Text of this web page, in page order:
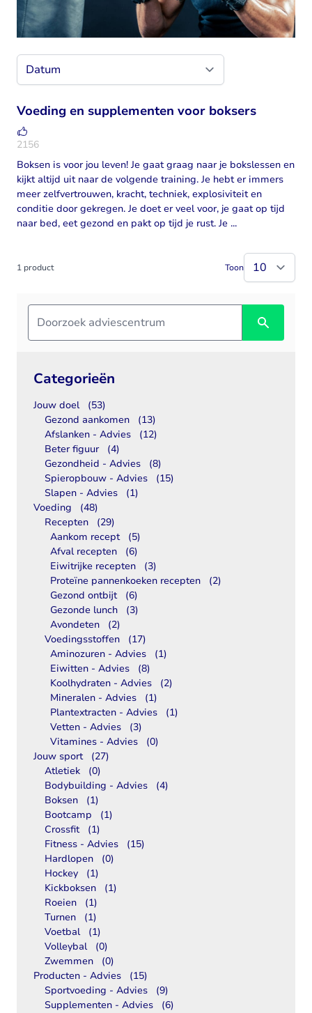
Categorieën
Jouw doel
(53)
Gezond aankomen
(13)
Afslanken - Advies
(12)
Beter figuur
(4)
Gezondheid - Advies
(8)
Spieropbouw - Advies
(15)
Slapen - Advies
(1)
Voeding
(48)
Recepten
(29)
Aankom recept
(5)
Afval recepten
(6)
Eiwitrijke recepten
(3)
Proteïne pannenkoeken recepten
(2)
Gezond ontbijt
(6)
Gezonde lunch
(3)
Avondeten
(2)
Voedingsstoffen
(17)
Aminozuren - Advies
(1)
Eiwitten - Advies
(8)
Koolhydraten - Advies
(2)
Mineralen - Advies
(1)
Plantextracten - Advies
(1)
Vetten - Advies
(3)
Vitamines - Advies
(0)
Jouw sport
(27)
Atletiek
(0)
Bodybuilding - Advies
(4)
Boksen
(1)
Bootcamp
(1)
Crossfit
(1)
Fitness - Advies
(15)
Hardlopen
(0)
Hockey
(1)
Kickboksen
(1)
Roeien
(1)
Turnen
(1)
Voetbal
(1)
Volleybal
(0)
Zwemmen
(0)
Producten - Advies
(15)
Sportvoeding - Advies
(9)
Supplementen - Advies
(6)
Voeding en supplementen voor boksers
2156
Boksen is voor jou leven! Je gaat graag naar je bokslessen en
kijkt altijd uit naar de volgende training. Je hebt er immers
meer zelfvertrouwen, kracht, techniek, explosiviteit en
conditie door gekregen. Je doet er veel voor, je gaat op tijd
naar bed, eet gezond en pakt op tijd je rust. Je ...
1 product Toon